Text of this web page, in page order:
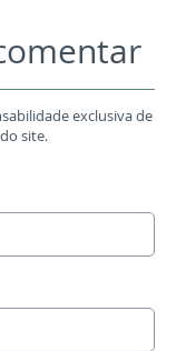
exclusiva de
site.